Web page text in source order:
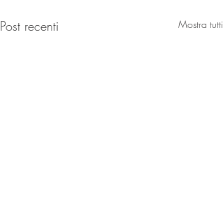
Post recenti Mostra tutti